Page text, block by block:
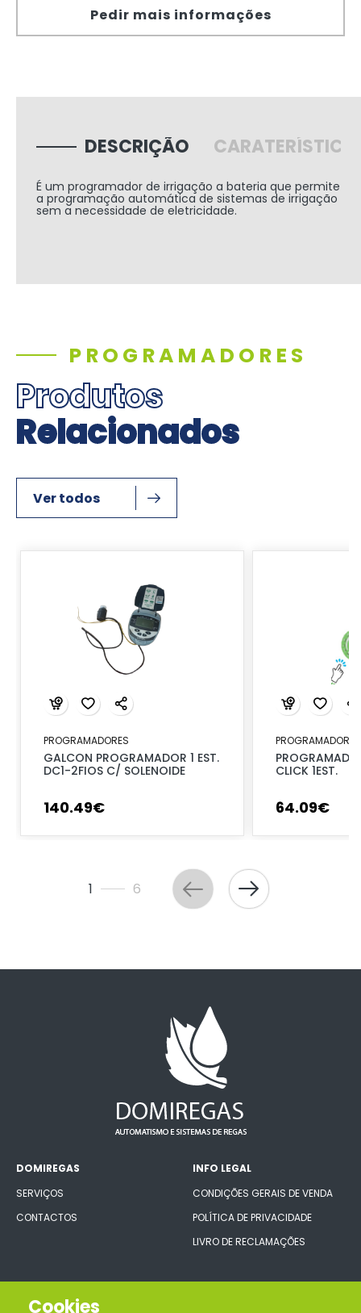
Pedir mais informações
DESCRIÇÃO
É um programador de irrigação a bateria que permite
a programação automática de sistemas de irrigação
sem a necessidade de eletricidade.
PROGRAMADORES
Produtos
Relacionados
Ver todos
PROGRAMADORES
GALCON PROGRAMADOR 1 EST.
DC1-2FIOS C/ SOLENOIDE
140.49€
PROGRAMADORES
CLICK 1EST.
64.09€
1 6
DOMIREGAS
SERVIÇOS
CONTACTOS
INFO LEGAL
CONDIÇÕES GERAIS DE VENDA
POLÍTICA DE PRIVACIDADE
LIVRO DE RECLAMAÇÕES
CONECTE-SE CONNOSCO
Cookies